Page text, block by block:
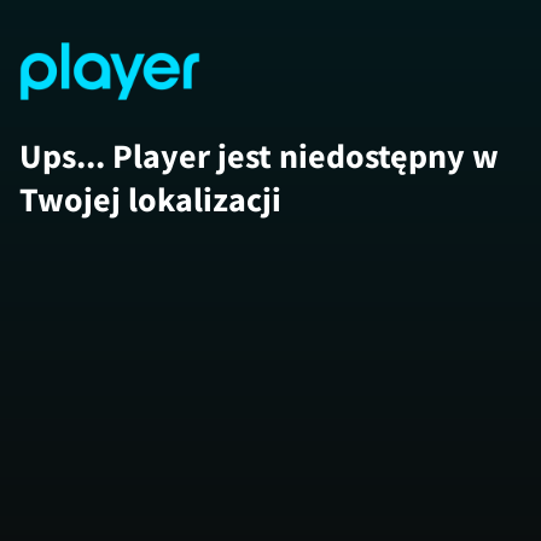
Ups... Player jest niedostępny w
Twojej lokalizacji